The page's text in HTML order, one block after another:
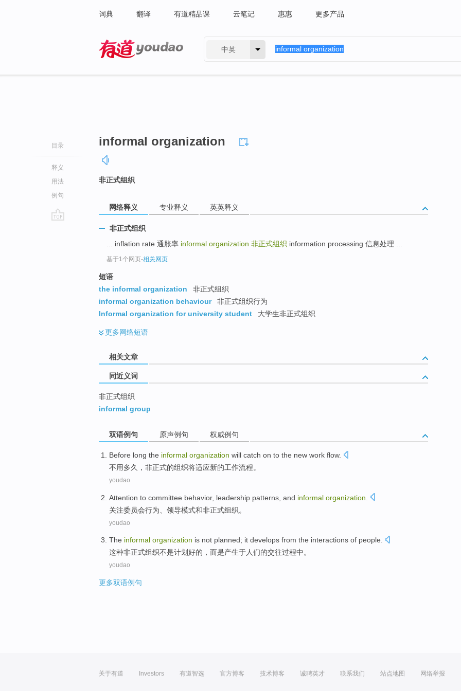
词典 翻译 有道精品课 云笔记 惠惠 更多产品
中英
目录
释义
用法
例句
informal organization
非正式组织
网络释义 专业释义 英英释义
非正式组织
... inflation rate 通胀率 informal organization 非正式组织 information processing 信息处理 ...
基于1个网页-相关网页
短语
the informal organization
非正式组织
informal organization behaviour
非正式组织行为
Informal organization for university student
大学生非正式组织
更多网络短语
相关文章
同近义词
非正式组织
informal group
双语例句 原声例句 权威例句
Before long the informal organization will catch on to the new work flow.
不用多久 ， 非正式的组织将适应新的工作流程。
youdao
Attention to committee behavior, leadership patterns and informal organization
关注委员会行为 领导模式和非正式组织。
youdao
The informal organization is not planned; it develops from the interactions of people.
这种非正式组织不是计划好的 ， 而是产生于人们的交往过程中。
youdao
更多双语例句
关于有道 Investors 有道智选 官方博客 技术博客 诚聘英才 联系我们 站点地图 网络举报